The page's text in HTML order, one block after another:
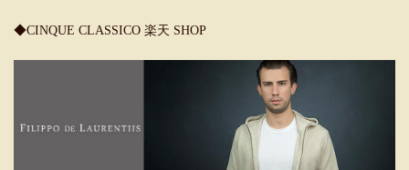
◆CINQUE CLASSICO 楽天 SHOP